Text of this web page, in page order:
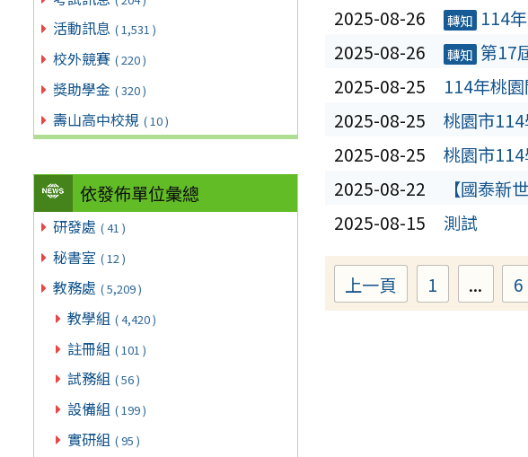
活動訊息 ( 1,531 )
校外競賽 ( 220 )
獎助學金 ( 320 )
壽山高中校規 ( 10 )
依發佈單位彙總
研發處 ( 41 )
秘書室 ( 12 )
教務處 ( 5,209 )
教學組 ( 4,420 )
註冊組 ( 101 )
試務組 ( 56 )
設備組 ( 199 )
實研組 ( 95 )
2025-08-26
轉知 114
2025-08-26 轉知 第17
2025-08-25 114年桃
2025-08-25 桃園市
2025-08-25 桃園市
2025-08-22 【國泰新
2025-08-15 測試
上一頁 Page
1 ... 6